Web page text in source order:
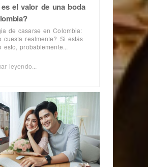
el valor de una boda
de casarse en Colombia:
cuesta realmente? Si estás
esto, probablemente...
leyendo...